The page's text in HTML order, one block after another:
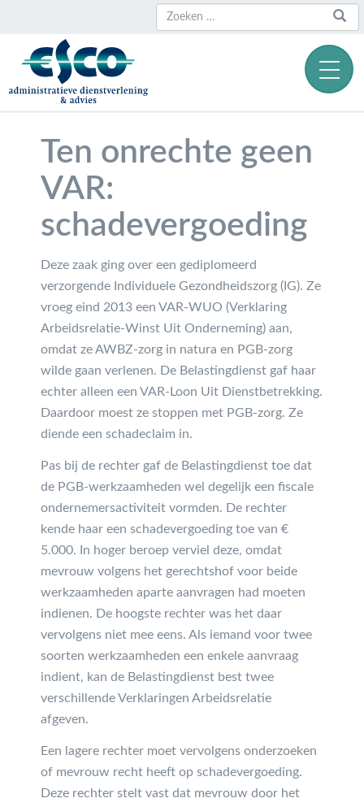
Zoeken
Zoeken
naar:
Ten onrechte geen
VAR:
schadevergoeding
Deze zaak ging over een gediplomeerd
verzorgende Individuele Gezondheidszorg (IG). Ze
vroeg eind 2013 een VAR-WUO (Verklaring
Arbeidsrelatie-Winst Uit Onderneming) aan,
omdat ze AWBZ-zorg in natura en PGB-zorg
wilde gaan verlenen. De Belastingdienst gaf haar
echter alleen een VAR-Loon Uit Dienstbetrekking.
Daardoor moest ze stoppen met PGB-zorg. Ze
diende een schadeclaim in.
Pas bij de rechter gaf de Belastingdienst toe dat
de PGB-werkzaamheden wel degelijk een fiscale
ondernemersactiviteit vormden. De rechter
kende haar een schadevergoeding toe van €
5.000. In hoger beroep verviel deze, omdat
mevrouw volgens het gerechtshof voor beide
werkzaamheden aparte aanvragen had moeten
indienen. De hoogste rechter was het daar
vervolgens niet mee eens. Als iemand voor twee
soorten werkzaamheden een enkele aanvraag
indient, kan de Belastingdienst best twee
verschillende Verklaringen Arbeidsrelatie
afgeven.
Een lagere rechter moet vervolgens onderzoeken
of mevrouw recht heeft op schadevergoeding.
Deze rechter stelt vast dat mevrouw door het